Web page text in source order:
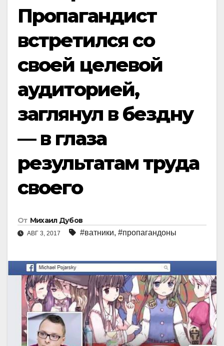
Пропагандист
встретился со
своей целевой
аудиторией,
заглянул в бездну
— в глаза
результатам труда
своего
От Михаил Дубов
АВГ 3, 2017 #ватники, #пропагандоны